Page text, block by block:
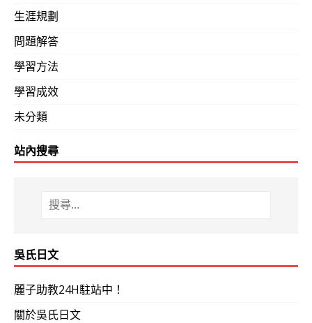
生涯規劃
問題解答
學習方法
學習成效
未分類
站內搜尋
吳氏日文
麗子助教24H駐站中！
關於吳氏日文